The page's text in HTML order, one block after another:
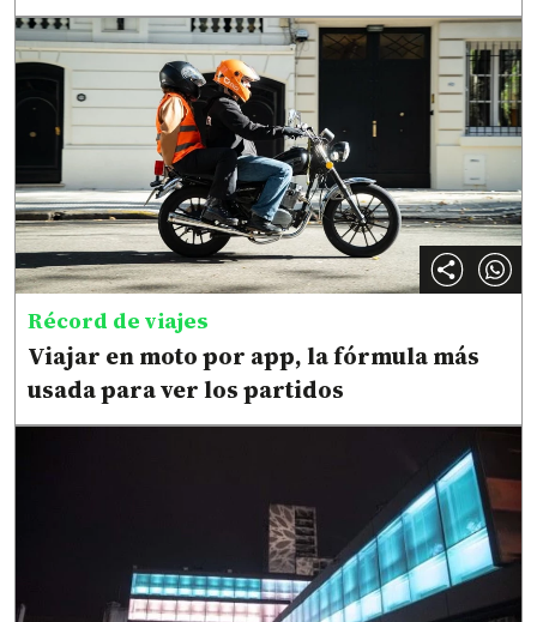
Récord de viajes
Viajar en moto por app, la fórmula más
usada para ver los partidos